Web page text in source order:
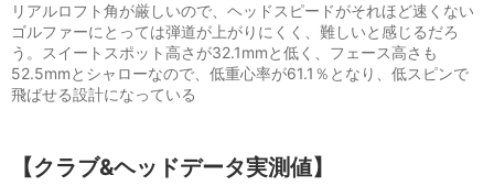
リアルロフト角が厳しいので、ヘッドスピードがそれほど速くない
ゴルファーにとっては弾道が上がりにくく、難しいと感じるだろ
う。スイートスポット高さが32.1mmと低く、フェース高さも
52.5mmとシャローなので、低重心率が61.1％となり、低スピンで
飛ばせる設計になっている
【クラブ&ヘッドデータ実測値】